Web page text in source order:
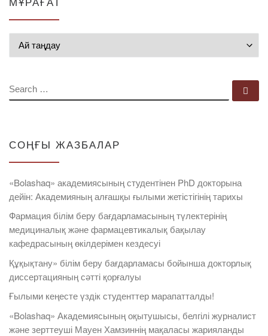
SEARCH
СОҢҒЫ ЖАЗБАЛАР
«Bolashaq» академиясының студентінен PhD докторына
дейін: Академияның алғашқы ғылыми жетістігінің тарихы
Фармация білім беру бағдарламасының түлектерінің
медициналық және фармацевтикалық бақылау
кафедрасының өкілдерімен кездесуі
Құқықтану» білім беру бағдарламасы бойынша докторлық
диссертацияның сәтті қорғалуы
Ғылыми кеңесте үздік студенттер марапатталды!
«Bolashaq» Академиясының оқытушысы, белгілі журналист
және зерттеуші Мауен Хамзиннің мақаласы жарияланды